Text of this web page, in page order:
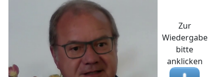
Zur
Wiedergabe
bitte
anklicken